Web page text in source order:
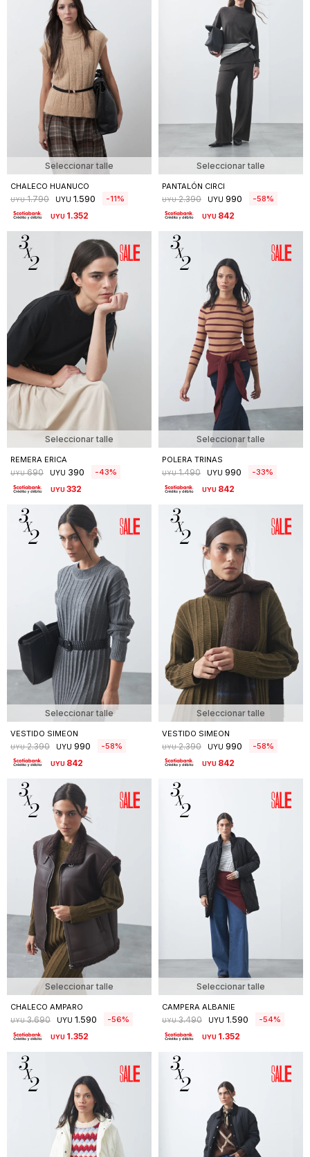
Seleccionar talle
CHALECO HUANUCO
UYU 1.790 UYU 1.590 11
UYU 1.352
Seleccionar talle
PANTALÓN CIRCI
UYU 2.390 UYU 990 58
UYU 842
Seleccionar talle
REMERA ERICA
UYU 690 UYU 390 43
UYU332
Seleccionar talle
POLERA TRINAS
UYU 1.490 UYU 990 33
UYU 842
Seleccionar talle
VESTIDO SIMEON
UYU 2.390 UYU 990 58
UYU 842
Seleccionar talle
VESTIDO SIMEON
UYU 2.390 UYU 990 58
UYU 842
Seleccionar talle
CHALECO AMPARO
UYU 3.690 UYU 1.590 56
UYU 1.352
Seleccionar talle
CAMPERA ALBANIE
UYU 3.490 UYU 1.590 54
UYU 1.352